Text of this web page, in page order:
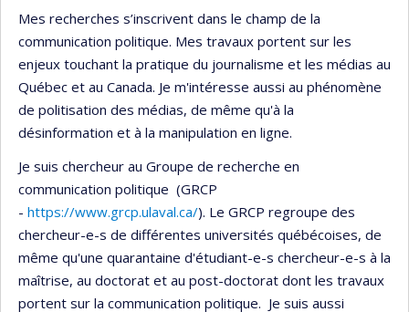
Mes recherches s’inscrivent dans le champ de la
communication politique. Mes travaux portent sur les
enjeux touchant la pratique du journalisme et les médias au
Québec et au Canada. Je m'intéresse aussi au phénomène
de politisation des médias, de même qu'à la
désinformation et à la manipulation en ligne.
Je suis chercheur au Groupe de recherche en
communication politique (GRCP
- https://www.grcp.ulaval.ca/). Le GRCP regroupe des
chercheur-e-s de différentes universités québécoises, de
même qu'une quarantaine d'étudiant-e-s chercheur-e-s à la
maîtrise, au doctorat et au post-doctorat dont les travaux
portent sur la communication politique. Je suis aussi